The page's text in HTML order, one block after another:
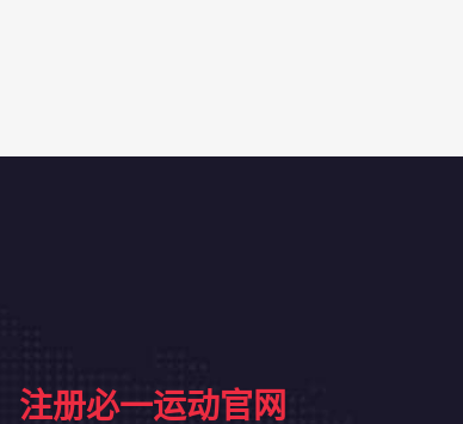
注册必一运动官网